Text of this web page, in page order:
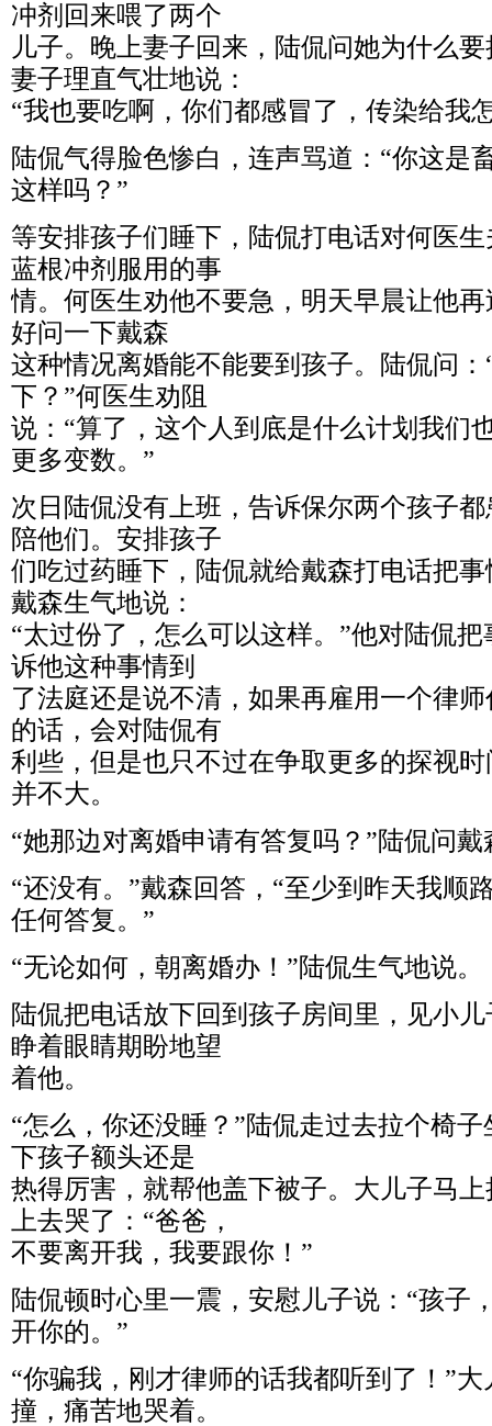
冲剂回来喂了两个
儿子。晚上妻子回来，陆侃问她为什么
妻子理直气壮地说：
“我也要吃啊，你们都感冒了，传染给我
陆侃气得脸色惨白，连声骂道：“你这是
这样吗？”
等安排孩子们睡下，陆侃打电话对何医
蓝根冲剂服用的事
情。何医生劝他不要急，明天早晨让他
好问一下戴森
这种情况离婚能不能要到孩子。陆侃问
下？”何医生劝阻
说：“算了，这个人到底是什么计划我们
更多变数。”
次日陆侃没有上班，告诉保尔两个孩子
陪他们。安排孩子
们吃过药睡下，陆侃就给戴森打电话把
戴森生气地说：
“太过份了，怎么可以这样。”他对陆侃
诉他这种事情到
了法庭还是说不清，如果再雇用一个律
的话，会对陆侃有
利些，但是也只不过在争取更多的探视
并不大。
“她那边对离婚申请有答复吗？”陆侃问戴
“还没有。”戴森回答，“至少到昨天我顺
任何答复。”
“无论如何，朝离婚办！”陆侃生气地说。
陆侃把电话放下回到孩子房间里，见小
睁着眼睛期盼地望
着他。
“怎么，你还没睡？”陆侃走过去拉个椅
下孩子额头还是
热得厉害，就帮他盖下被子。大儿子马
上去哭了：“爸爸，
不要离开我，我要跟你！”
陆侃顿时心里一震，安慰儿子说：“孩子
开你的。”
“你骗我，刚才律师的话我都听到了！”
撞，痛苦地哭着。